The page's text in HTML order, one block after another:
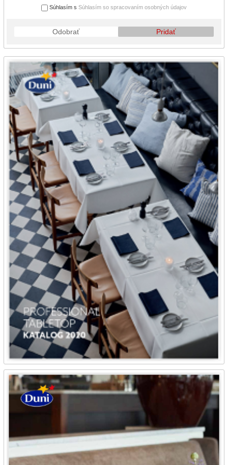
Súhlasím s Súhlasím so spracovaním osobných údajov
Odobrať Pridať